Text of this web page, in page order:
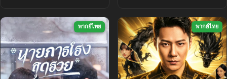
พากย์ไทย พากย์ไทย